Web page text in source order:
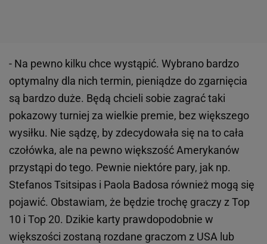
- Na pewno kilku chce wystąpić. Wybrano bardzo
optymalny dla nich termin, pieniądze do zgarnięcia
są bardzo duże. Będą chcieli sobie zagrać taki
pokazowy turniej za wielkie premie, bez większego
wysiłku. Nie sądzę, by zdecydowała się na to cała
czołówka, ale na pewno większość Amerykanów
przystąpi do tego. Pewnie niektóre pary, jak np.
Stefanos Tsitsipas i Paola Badosa również mogą się
pojawić. Obstawiam, że będzie trochę graczy z Top
10 i Top 20. Dzikie karty prawdopodobnie w
większości zostaną rozdane graczom z USA lub